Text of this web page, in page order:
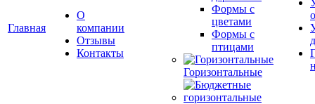
Главная
О
компании
Отзывы
Контакты
Формы с
цветами
Формы с
птицами
Горизонтальные